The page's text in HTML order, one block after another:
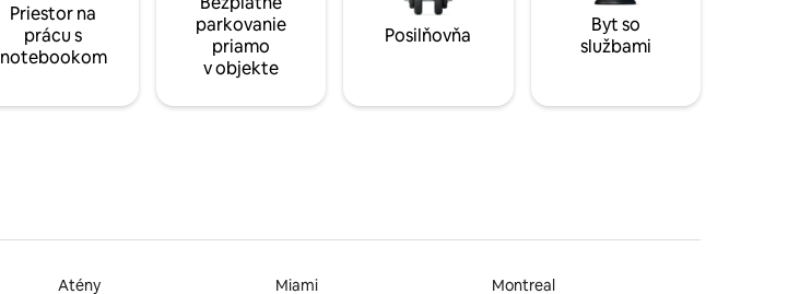
Priestor na
prácu s
notebookom
parkovanie
priamo
v objekte
Posilňovňa
Byt so
službami
Atény Miami Montreal